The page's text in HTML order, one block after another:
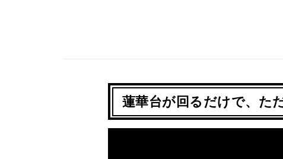
蓮華台が回るだけで、た